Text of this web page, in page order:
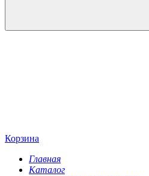
Корзина
Главная
Каталог